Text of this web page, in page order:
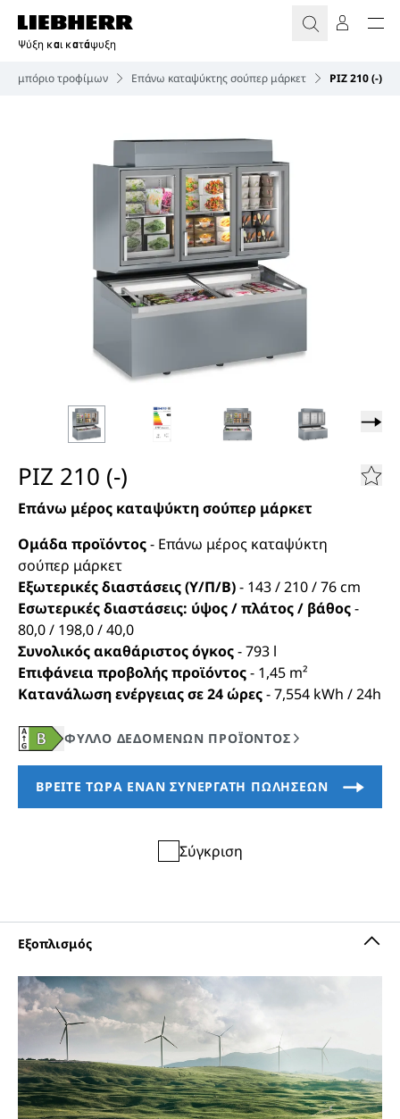
Ψύξη και κατάψυξη
εμπόριο τροφίμων Επάνω καταψύκτης σούπερ μάρκετ PIZ 210 (-)
PIZ 210 (-)
Επάνω μέρος καταψύκτη σούπερ μάρκετ
Ομάδα προϊόντος- Επάνω μέρος καταψύκτη
σούπερ μάρκετ
Εξωτερικές διαστάσεις (Υ/Π/Β)- 143 / 210 / 76cm
Εσωτερικές διαστάσεις: ύψος / πλάτος / βάθος-
80,0 / 198,0 / 40,0
Συνολικός ακαθάριστος όγκος-793 l
Επιφάνεια προβολής προϊόντος- 1,45 m²
Κατανάλωση ενέργειας σε 24 ώρες-7,554 kWh / 24h
Σύγκριση